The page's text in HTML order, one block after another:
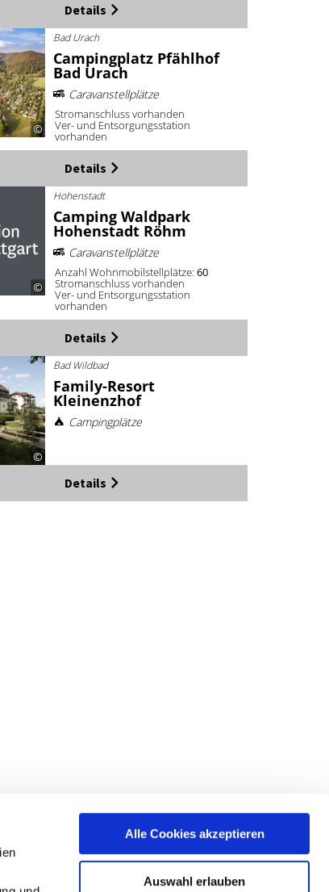
Alle Cookies akzeptieren
Auswahl erlauben
Details
©
Bad Urach
Campingplatz Pfählhof
Bad Urach
Caravanstellplätze
Stromanschluss vorhanden
Ver- und Entsorgungsstation
vorhanden
Details
©
Hohenstadt
Camping Waldpark
Hohenstadt Röhm
Caravanstellplätze
Anzahl Wohnmobilstellplätze:60
Stromanschluss vorhanden
Ver- und Entsorgungsstation
vorhanden
Details
©
Bad Wildbad
Family-Resort
Kleinenzhof
Campingplätze
Details